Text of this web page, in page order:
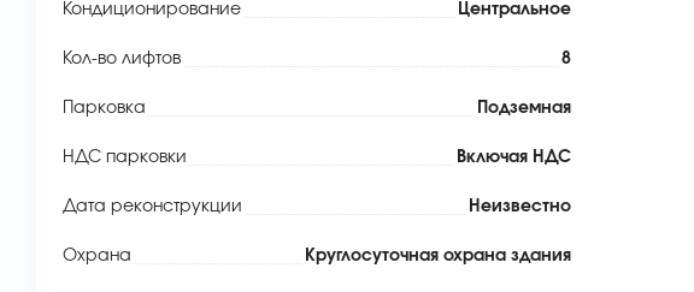
Кондиционирование Центральное
Кол-во лифтов 8
Парковка Подземная
НДС парковки Включая НДС
Дата реконструкции Неизвестно
Охрана Круглосуточная охрана здания